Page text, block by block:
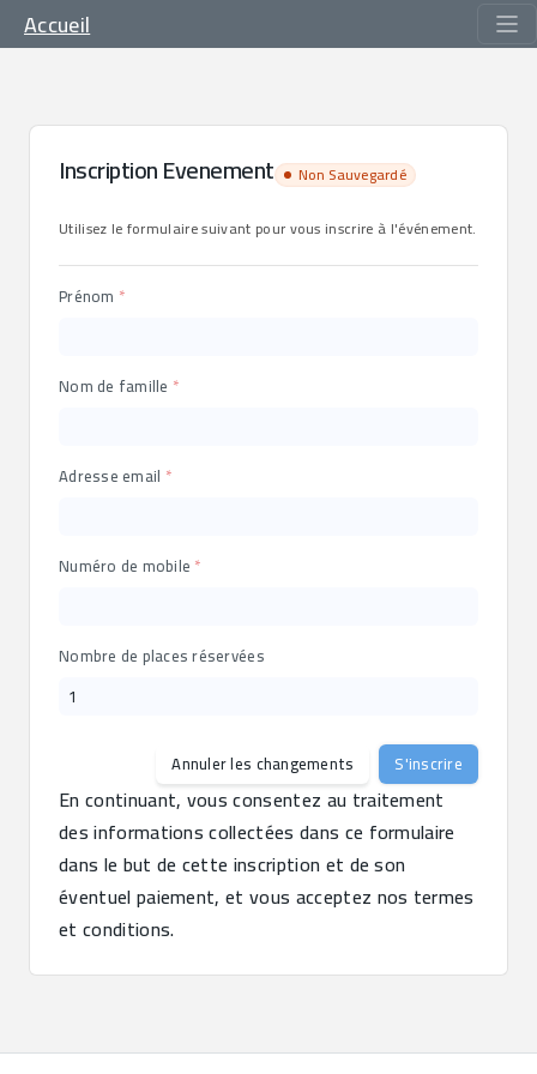
Accueil
Inscription Evenement
Non Sauvegardé
Utilisez le formulaire suivant pour vous inscrire à l'événement.
Prénom
Nom de famille
Adresse email
Numéro de mobile
Nombre de places réservées
Annuler les changements S'inscrire
En continuant, vous consentez au traitement
des informations collectées dans ce formulaire
dans le but de cette inscription et de son
éventuel paiement, et vous acceptez nos termes
et conditions.